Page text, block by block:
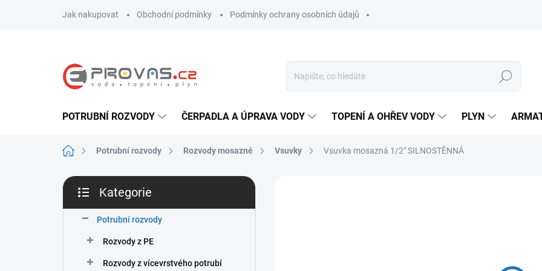
Jak nakupovat Obchodní podmínky Podmínky ochrany osobních údajů
Hledat
POTRUBNÍ ROZVODY ČERPADLA A ÚPRAVA VODY TOPENÍ A OHŘEV VODY PLYN
Domů Potrubní rozvody Rozvody mosazné Vsuvky Vsuvka mosazná 1/2" SILNOSTĚNNÁ
P
s
kategorie
Kategorie
Potrubní rozvody
Rozvody z PE
Rozvody z vícevrstvého potrubí